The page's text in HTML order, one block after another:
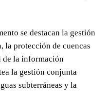
se destacan la gestión
la protección de cuencas
la información
la gestión conjunta
subterráneas y la